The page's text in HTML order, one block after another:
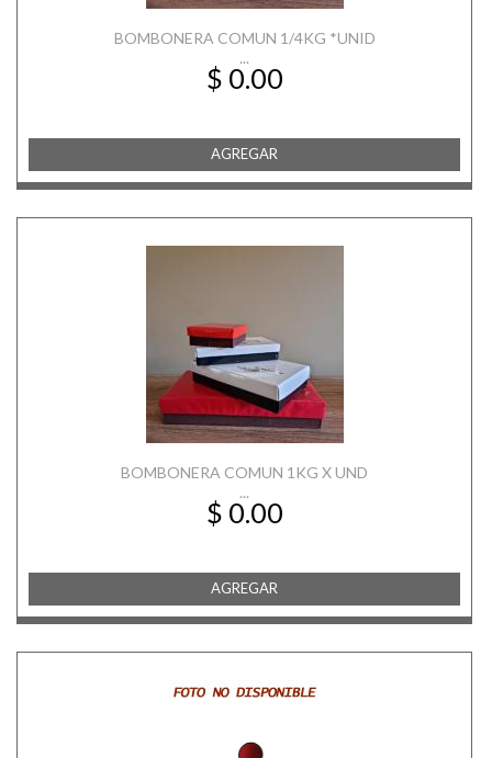
BOMBONERA COMUN 1/4KG *UNID
...
$ 0.00
AGREGAR
BOMBONERA COMUN 1KG X UND
...
$ 0.00
AGREGAR